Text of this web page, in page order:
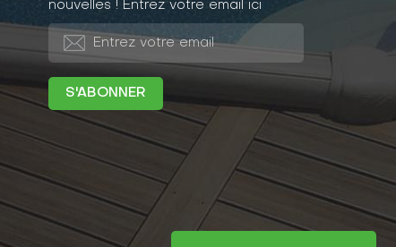
nouvelles ! Entrez votre email ici